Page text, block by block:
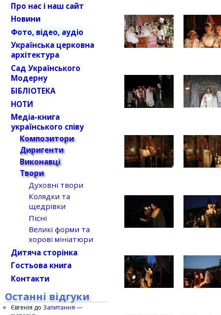
Про нас і наш сайт
Новини
Фото, відео, аудіо
Українська церковна
архітектура
Сад Українського
Модерну
БІБЛІОТЕКА
НОТИ
Медіа-книга
українського співу
Композитори
Диригенти
Виконавці
Твори
Духовні твори
Колядки та
щедрівки
Пісні
Великі форми та
хорові мініатюри
Дитяча сторінка
Гостьова книга
Контакти
Останні відгуки
Євгенія до Запитання —